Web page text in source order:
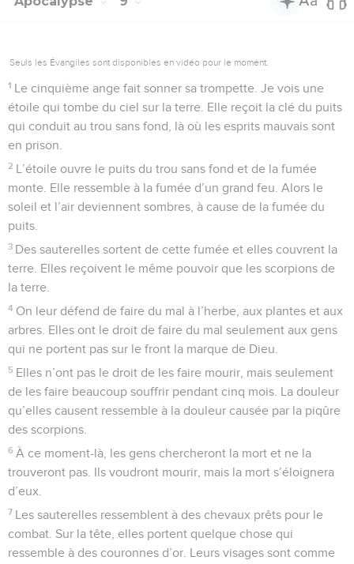
Seuls les Évangiles sont disponibles en vidéo pour le moment.
1 Le cinquième ange fait sonner sa trompette. Je vois une
étoile qui tombe du ciel sur la terre. Elle reçoit la clé du puits
qui conduit au trou sans fond, là où les esprits mauvais sont
en prison.
2 L’étoile ouvre le puits du trou sans fond et de la fumée
monte. Elle ressemble à la fumée d’un grand feu. Alors le
soleil et l’air deviennent sombres, à cause de la fumée du
puits.
3 Des sauterelles sortent de cette fumée et elles couvrent la
terre. Elles reçoivent le même pouvoir que les scorpions de
la terre.
4 On leur défend de faire du mal à l’herbe, aux plantes et aux
arbres. Elles ont le droit de faire du mal seulement aux gens
qui ne portent pas sur le front la marque de Dieu.
5 Elles n’ont pas le droit de les faire mourir, mais seulement
de les faire beaucoup souffrir pendant cinq mois. La douleur
qu’elles causent ressemble à la douleur causée par la piqûre
des scorpions.
6 À ce moment-là, les gens chercheront la mort et ne la
trouveront pas. Ils voudront mourir, mais la mort s’éloignera
d’eux.
7 Les sauterelles ressemblent à des chevaux prêts pour le
combat. Sur la tête, elles portent quelque chose qui
ressemble à des couronnes d’or. Leurs visages sont comme